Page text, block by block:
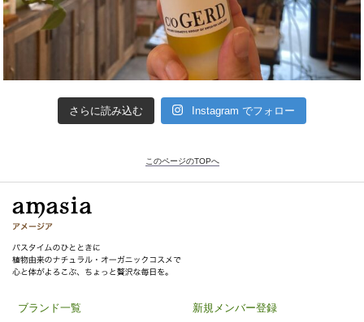
さらに読み込む Instagram でフォロー
このページのTOPへ
ブランド一覧
新規メンバー登録